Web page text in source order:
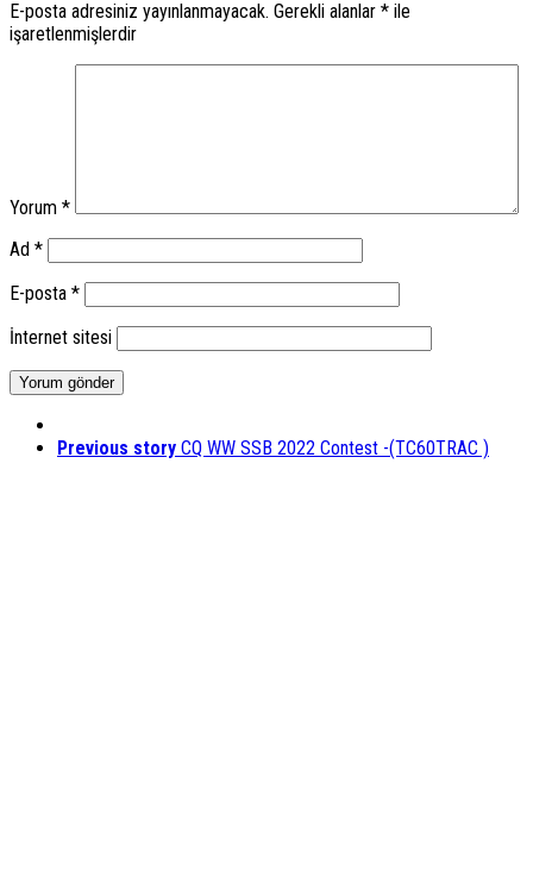
E-posta adresiniz yayınlanmayacak. Gerekli alanlar * ile
işaretlenmişlerdir
Yorum *
Ad *
E-posta *
İnternet sitesi
Previous story CQ WW SSB 2022 Contest -(TC60TRAC )